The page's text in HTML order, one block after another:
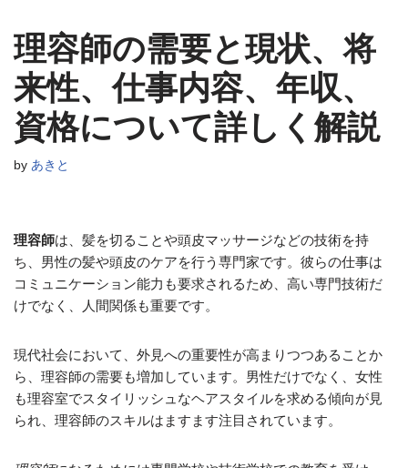
理容師の需要と現状、将
来性、仕事内容、年収、
資格について詳しく解説
by あきと
理容師は、髪を切ることや頭皮マッサージなどの技術を持
ち、男性の髪や頭皮のケアを行う専門家です。彼らの仕事は
コミュニケーション能力も要求されるため、高い専門技術だ
けでなく、人間関係も重要です。
現代社会において、外見への重要性が高まりつつあることか
ら、理容師の需要も増加しています。男性だけでなく、女性
も理容室でスタイリッシュなヘアスタイルを求める傾向が見
られ、理容師のスキルはますます注目されています。